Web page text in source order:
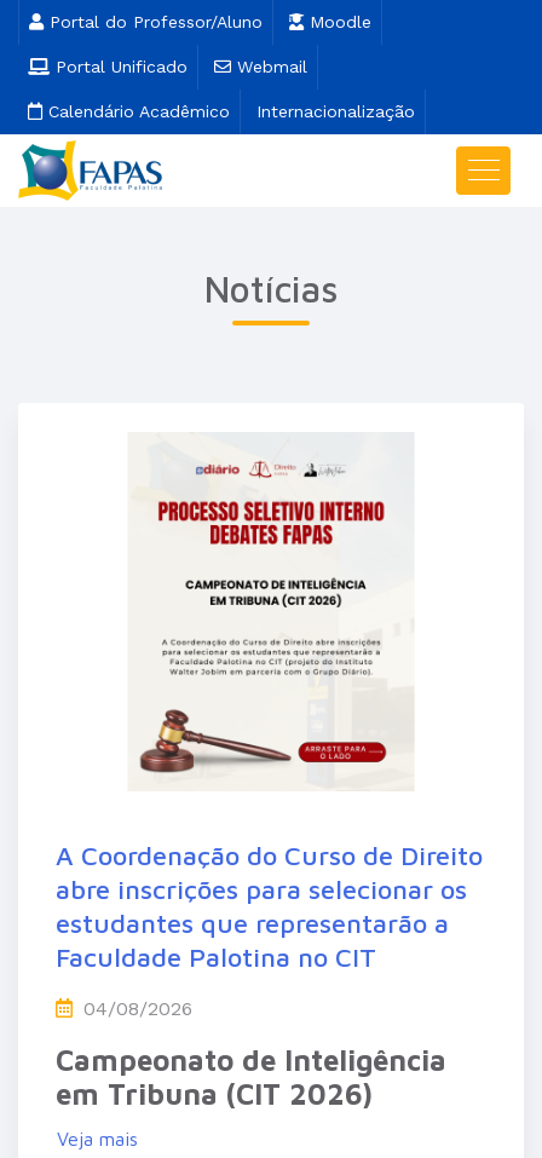
Portal do Professor/Aluno Moodle
Portal Unificado Webmail
Calendário Acadêmico Internacionalização
Notícias
A Coordenação do Curso de Direito
abre inscrições para selecionar os
estudantes que representarão a
Faculdade Palotina no CIT
04/08/2026
Campeonato de Inteligência
em Tribuna (CIT 2026)
Veja mais